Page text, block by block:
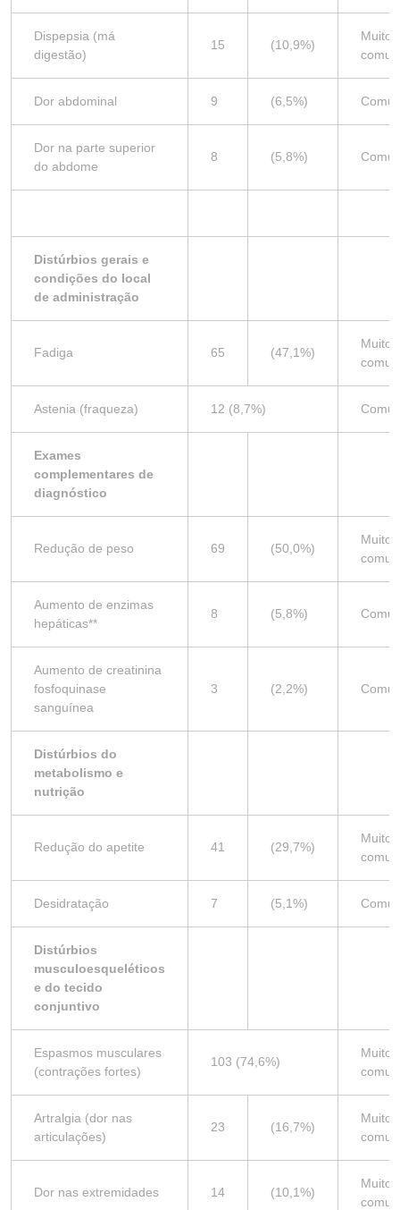
Dispepsia (má
digestão)
15 (10,9%)
Muito
Dor abdominal 9 (6,5%)
Dor na parte superior
do abdome
8 (5,8%)
Distúrbios gerais e
condições do local
de administração
Fadiga 65 (47,1%)
Muito
Astenia (fraqueza) 12 (8,7%)
Exames
complementares de
diagnóstico
Redução de peso 69 (50,0%)
Muito
Aumento de enzimas
hepáticas**
8 (5,8%)
Aumento de creatinina
fosfoquinase
sanguínea
3 (2,2%)
Distúrbios do
metabolismo e
nutrição
Redução do apetite 41 (29,7%)
Muito
Desidratação 7 (5,1%)
Distúrbios
musculoesqueléticos
e do tecido
conjuntivo
Espasmos musculares
(contrações fortes)
103 (74,6%)
Muito
Artralgia (dor nas
articulações)
23 (16,7%)
Muito
Dor nas extremidades 14 (10,1%)
Muito